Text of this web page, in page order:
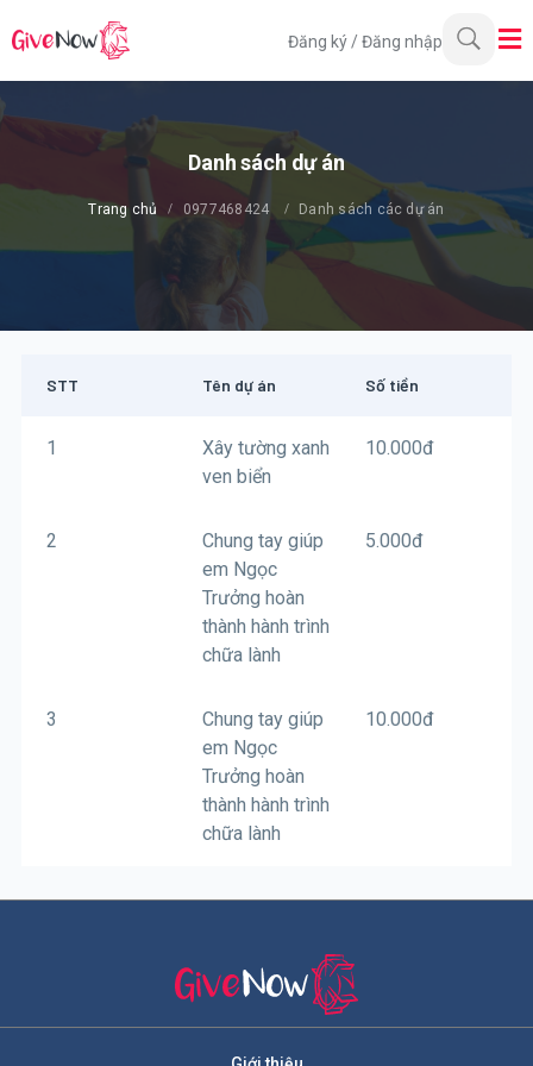
Đăng ký /Đăng nhập
Danh sách dự án
Trang chủ 0977468424 Danh sách các dự án
STT Tên dự án Số tiền
1
Xây tường xanh
ven biển
10.000đ
2
Chung tay giúp
em Ngọc
Trưởng hoàn
thành hành trình
chữa lành
5.000đ
3
Chung tay giúp
em Ngọc
Trưởng hoàn
thành hành trình
chữa lành
10.000đ